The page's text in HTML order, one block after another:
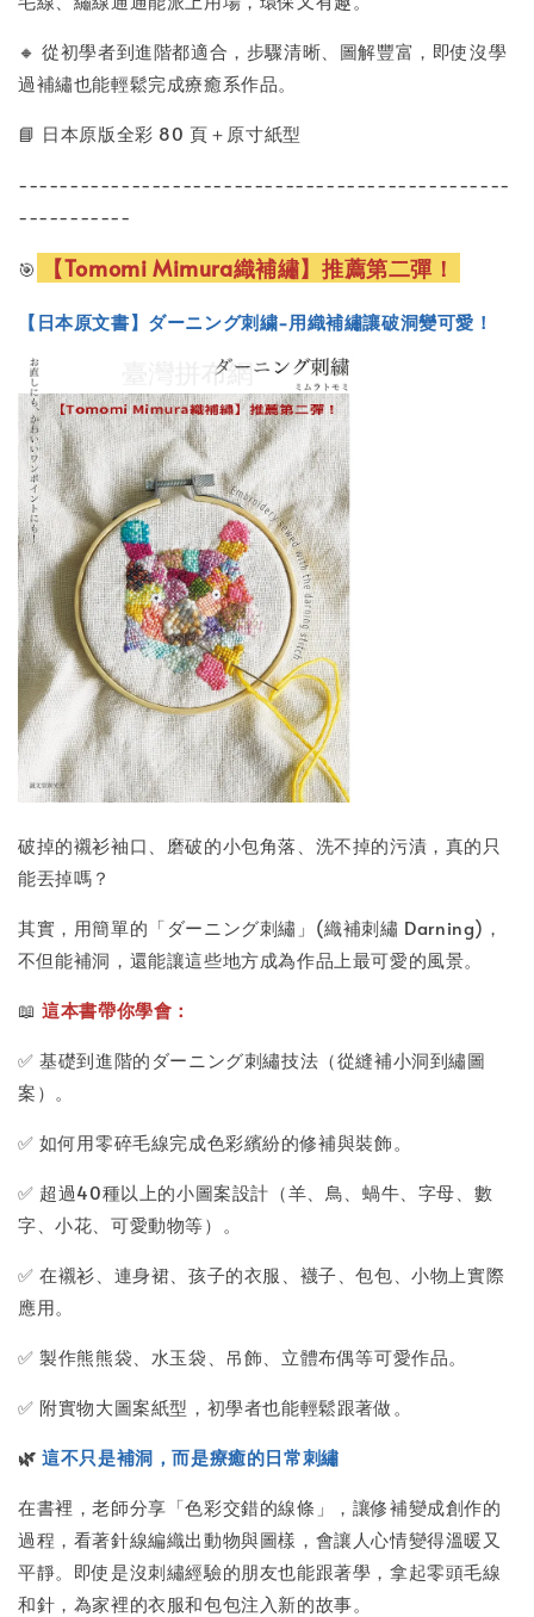
🔸 從初學者到進階都適合，步驟清晰、圖解豐富，即使沒學
過補繡也能輕鬆完成療癒系作品。
📘 日本原版全彩 80 頁＋原寸紙型
------------------------------------------------
-----------
🎯 【Tomomi Mimura織補繡】推薦第二彈！
【日本原文書】ダーニング刺繍-用織補繡讓破洞變可愛！
破掉的襯衫袖口、磨破的小包角落、洗不掉的污漬，真的只
能丟掉嗎？
其實，用簡單的「ダーニング刺繡」(織補刺繡 Darning)，
不但能補洞，還能讓這些地方成為作品上最可愛的風景。
📖 這本書帶你學會：
✅ 基礎到進階的ダーニング刺繡技法（從縫補小洞到繡圖
案）。
✅ 如何用零碎毛線完成色彩繽紛的修補與裝飾。
✅ 超過40種以上的小圖案設計（羊、鳥、蝸牛、字母、數
字、小花、可愛動物等）。
✅ 在襯衫、連身裙、孩子的衣服、襪子、包包、小物上實際
應用。
✅ 製作熊熊袋、水玉袋、吊飾、立體布偶等可愛作品。
✅ 附實物大圖案紙型，初學者也能輕鬆跟著做。
🌿 這不只是補洞，而是療癒的日常刺繡
在書裡，老師分享「色彩交錯的線條」，讓修補變成創作的
過程，看著針線編織出動物與圖樣，會讓人心情變得溫暖又
平靜。即使是沒刺繡經驗的朋友也能跟著學，拿起零頭毛線
和針，為家裡的衣服和包包注入新的故事。